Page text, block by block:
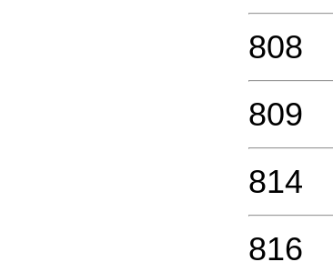
808
809
814
816